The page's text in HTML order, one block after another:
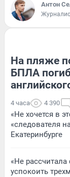
Антон
На пляже
БПЛА
4 часа 4 390
«Не хочется в
«следователя
Екатеринбурге
«Не
успокоить